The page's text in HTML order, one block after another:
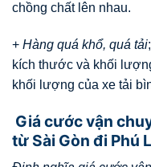
chồng chất lên nhau.
+ Hàng quá khổ, quá tải
kích thước và khối
khối lượng của xe tải
Giá cước vận
từ Sài Gòn đi Phú